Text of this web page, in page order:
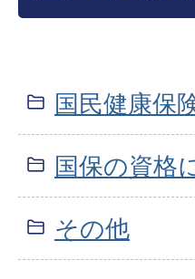
国民健康保
国保の資格
その他